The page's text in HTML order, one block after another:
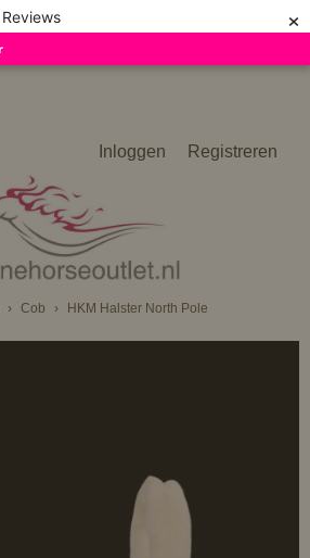
Reviews ×
Inloggen Registreren
› Cob › HKM Halster North Pole